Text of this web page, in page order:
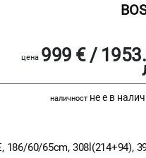
цена 999 € /
наличност не е в
186/60/65cm, 308l(214+94),